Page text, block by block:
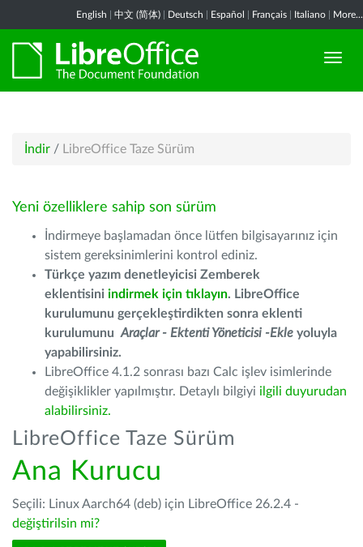
English 中文 (简体) Deutsch Español Français Italiano More...
İndir / LibreOffice Taze Sürüm
Yeni özelliklere sahip son sürüm
İndirmeye başlamadan önce lütfen bilgisayarınız için
sistem gereksinimlerini kontrol ediniz.
Türkçe yazım denetleyicisi Zemberek
eklentisini indirmek için tıklayın. LibreOffice
kurulumunu gerçekleştirdikten sonra eklenti
kurulumunu Araçlar - Ektenti Yöneticisi -Ekle yoluyla
yapabilirsiniz.
LibreOffice 4.1.2 sonrası bazı Calc işlev isimlerinde
değişiklikler yapılmıştır. Detaylı bilgiyi ilgili duyurudan
alabilirsiniz.
LibreOffice Taze Sürüm
Ana Kurucu
Seçili: Linux Aarch64 (deb) için LibreOffice 26.2.4 -
değiştirilsin mi?